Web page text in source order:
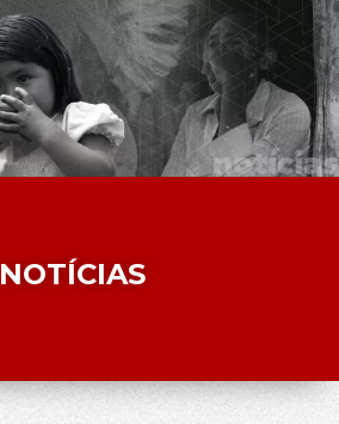
NOTÍCIAS